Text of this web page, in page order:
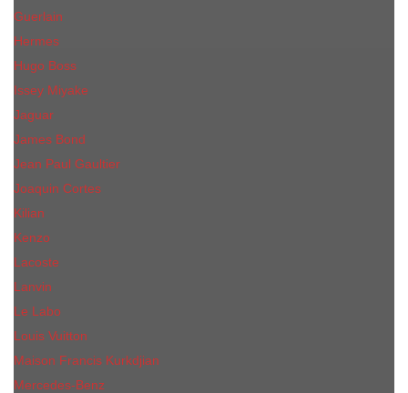
Guerlain
Hermes
Hugo Boss
Issey Miyake
Jaguar
James Bond
Jean Paul Gaultier
Joaquin Сortes
Kilian
Kenzo
Lacoste
Lanvin
Le Labo
Louis Vuitton
Maison Francis Kurkdjian
Mercedes-Benz